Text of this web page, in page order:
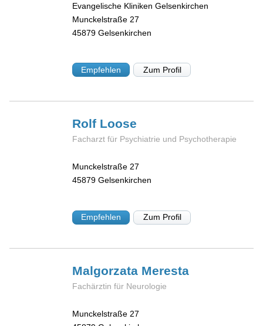
Evangelische Kliniken Gelsenkirchen
Munckelstraße 27
45879 Gelsenkirchen
Empfehlen Zum Profil
Rolf Loose
Facharzt für Psychiatrie und Psychotherapie
Munckelstraße 27
45879 Gelsenkirchen
Empfehlen Zum Profil
Malgorzata Meresta
Fachärztin für Neurologie
Munckelstraße 27